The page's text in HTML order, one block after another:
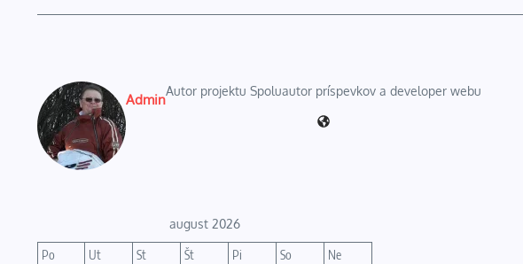
Admin
Autor projektu Spoluautor príspevkov a developer webu
august 2026
Po Ut St Št Pi So
Ne